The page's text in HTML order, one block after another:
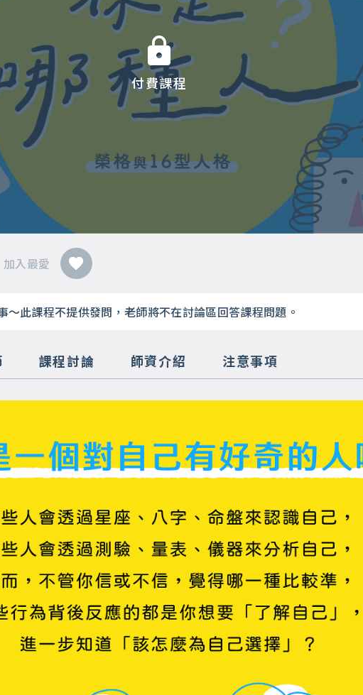
付費課程
～此課程不提供發問，老師將不在討論區回答課程問題。
加入最愛
課程討論 師資介紹 注意事項